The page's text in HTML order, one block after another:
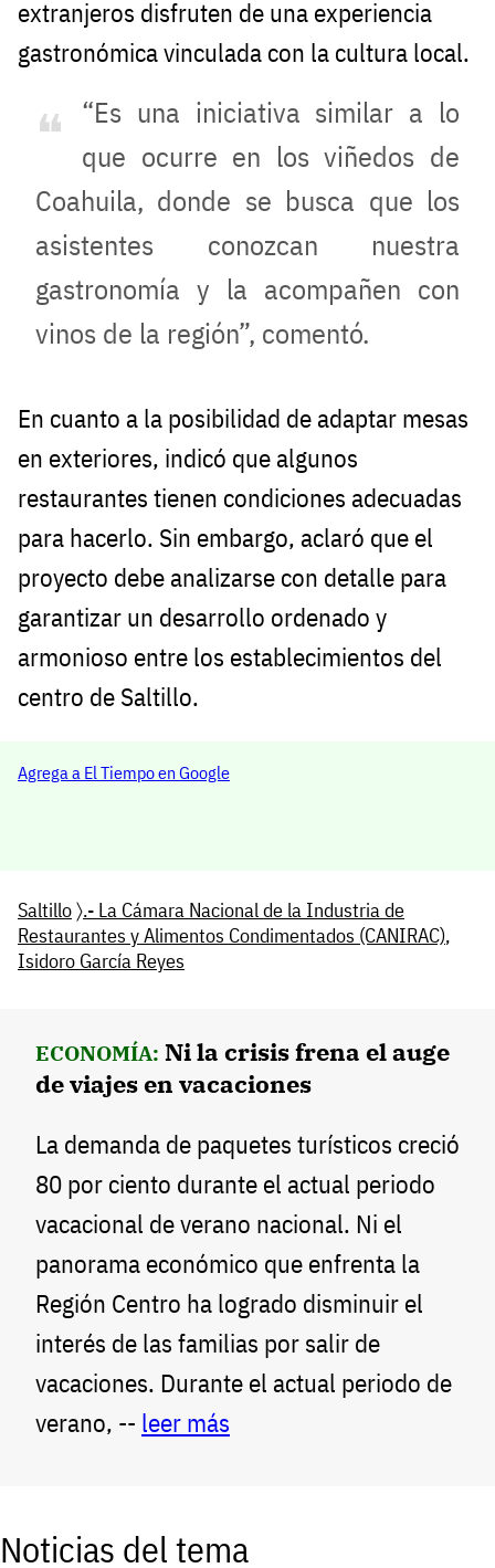
extranjeros disfruten de una experiencia
gastronómica vinculada con la cultura local.
“Es una iniciativa similar a lo
que ocurre en los viñedos de
Coahuila, donde se busca que los
asistentes conozcan nuestra
gastronomía y la acompañen con
vinos de la región”, comentó.
En cuanto a la posibilidad de adaptar mesas
en exteriores, indicó que algunos
restaurantes tienen condiciones adecuadas
para hacerlo. Sin embargo, aclaró que el
proyecto debe analizarse con detalle para
garantizar un desarrollo ordenado y
armonioso entre los establecimientos del
centro de Saltillo.
Agrega a El Tiempo en Google
Saltillo〉.- La Cámara Nacional de la Industria de
Restaurantes y Alimentos Condimentados (CANIRAC),
Isidoro García Reyes
ECONOMÍA: Ni la crisis frena el auge
de viajes en vacaciones
La demanda de paquetes turísticos creció
80 por ciento durante el actual periodo
vacacional de verano nacional. Ni el
panorama económico que enfrenta la
Región Centro ha logrado disminuir el
interés de las familias por salir de
vacaciones. Durante el actual periodo de
verano, -- leer más
Noticias del tema